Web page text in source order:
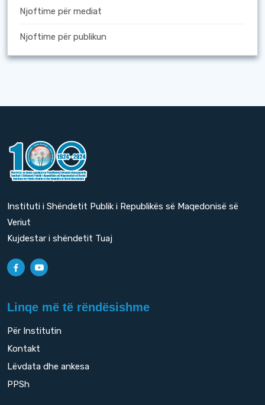
Njoftime për mediat
Njoftime për publikun
Instituti i Shëndetit Publik i Republikës së Maqedonisë së
Veriut
Kujdestar i shëndetit Tuaj
Linqe më të rëndësishme
Për Institutin
Kontakt
Lëvdata dhe ankesa
PPSh